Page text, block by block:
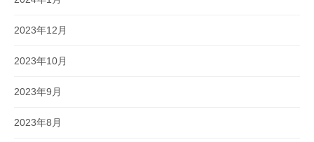
2023年12月
2023年10月
2023年9月
2023年8月